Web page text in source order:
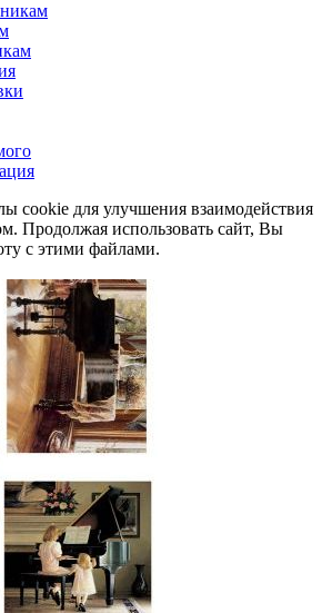
cookie для улучшения взаимодействия
Продолжая использовать сайт, Вы
с этими файлами.